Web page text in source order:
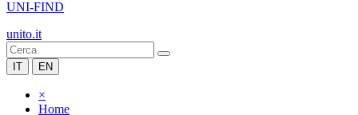
UNI-FIND
unito.it
IT EN
×
Home